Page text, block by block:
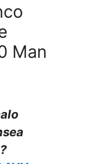
Man